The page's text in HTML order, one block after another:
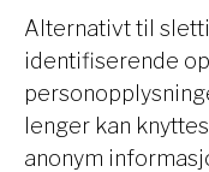
Alternativt til
identifiserende
lenger kan
anonym